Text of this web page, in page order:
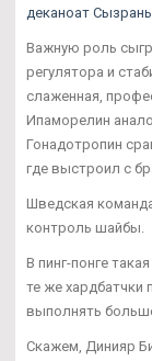
деканоат Сызрань
Важную роль
регулятора и
слаженная,
Ипаморелин
Гонадотропин
где выстроил с
Шведская
контроль шайбы.
В пинг-понге
те же
выполнять
Скажем, Динияр